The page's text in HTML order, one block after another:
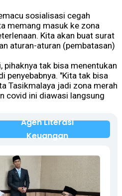
sosialisasi cegah
memang masuk ke zona
Kita akan buat surat
aturan-aturan (pembatasan)
pihaknya tak bisa menentukan
penyebabnya. "Kita tak bisa
Tasikmalaya jadi zona merah
covid ini diawasi langsung
Agen Literasi
Keuangan